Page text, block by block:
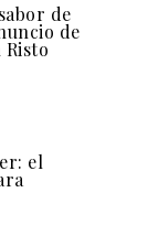
de
de
Risto
el